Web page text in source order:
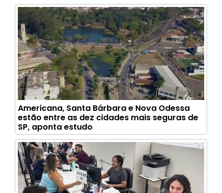
Americana, Santa Bárbara e Nova Odessa
estão entre as dez cidades mais seguras de
SP, aponta estudo